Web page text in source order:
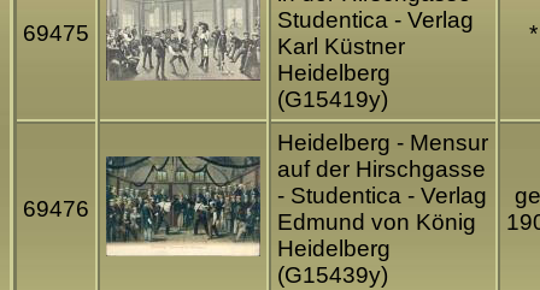
69475
Studentica - Verlag
Karl Küstner
Heidelberg
(G15419y)
*
69476
Heidelberg - Mensur
auf der Hirschgasse
- Studentica - Verlag
Edmund von König
Heidelberg
(G15439y)